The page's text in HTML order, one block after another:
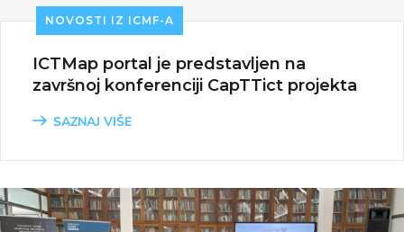
NOVOSTI IZ ICMF-A
ICTMap portal je predstavljen na
završnoj konferenciji CapTTict projekta
SAZNAJ VIŠE